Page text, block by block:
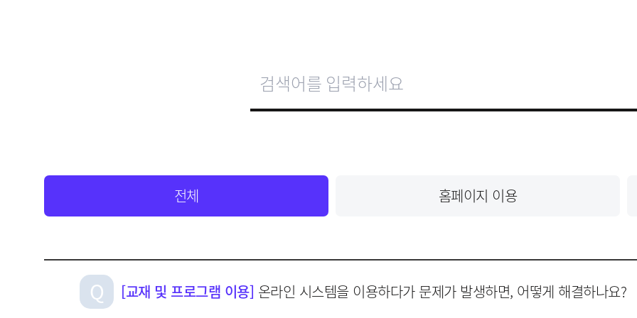
전체 홈페이지 이용
[교재 및 프로그램 이용] 온라인 시스템을 이용하다가 문제가 발생하면, 어떻게 해결하나요?